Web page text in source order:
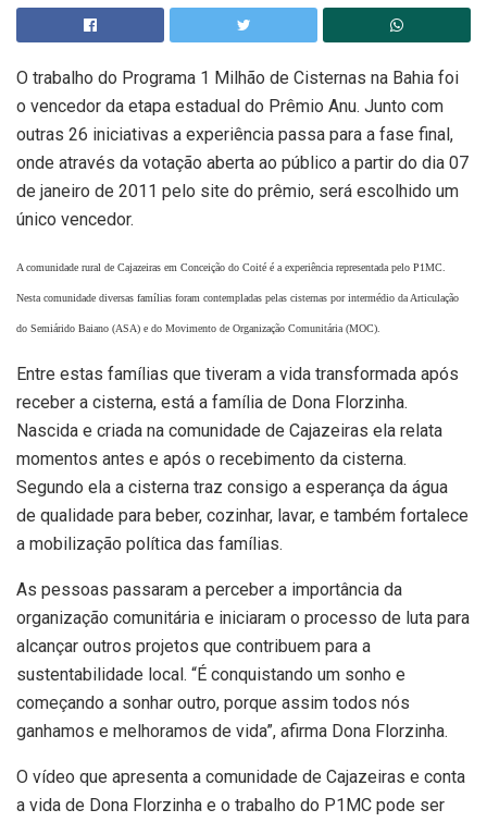
O trabalho do Programa 1 Milhão de Cisternas na Bahia foi
o vencedor da etapa estadual do Prêmio Anu. Junto com
outras 26 iniciativas a experiência passa para a fase final,
onde através da votação aberta ao público a partir do dia 07
de janeiro de 2011 pelo site do prêmio, será escolhido um
único vencedor.
A comunidade rural de Cajazeiras em Conceição do Coité é a experiência representada pelo P1MC.
Nesta comunidade diversas famílias foram contempladas pelas cisternas por intermédio da Articulação
do Semiárido Baiano (ASA) e do Movimento de Organização Comunitária (MOC).
Entre estas famílias que tiveram a vida transformada após
receber a cisterna, está a família de Dona Florzinha.
Nascida e criada na comunidade de Cajazeiras ela relata
momentos antes e após o recebimento da cisterna.
Segundo ela a cisterna traz consigo a esperança da água
de qualidade para beber, cozinhar, lavar, e também fortalece
a mobilização política das famílias.
As pessoas passaram a perceber a importância da
organização comunitária e iniciaram o processo de luta para
alcançar outros projetos que contribuem para a
sustentabilidade local. “É conquistando um sonho e
começando a sonhar outro, porque assim todos nós
ganhamos e melhoramos de vida”, afirma Dona Florzinha.
O vídeo que apresenta a comunidade de Cajazeiras e conta
a vida de Dona Florzinha e o trabalho do P1MC pode ser